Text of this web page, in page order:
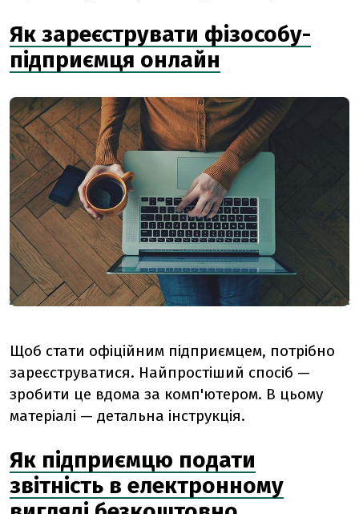
Як зареєструвати фізособу-
підприємця онлайн
Щоб стати офіційним підприємцем, потрібно
зареєструватися. Найпростіший спосіб —
зробити це вдома за комп'ютером. В цьому
матеріалі — детальна інструкція.
Як підприємцю подати
звітність в електронному